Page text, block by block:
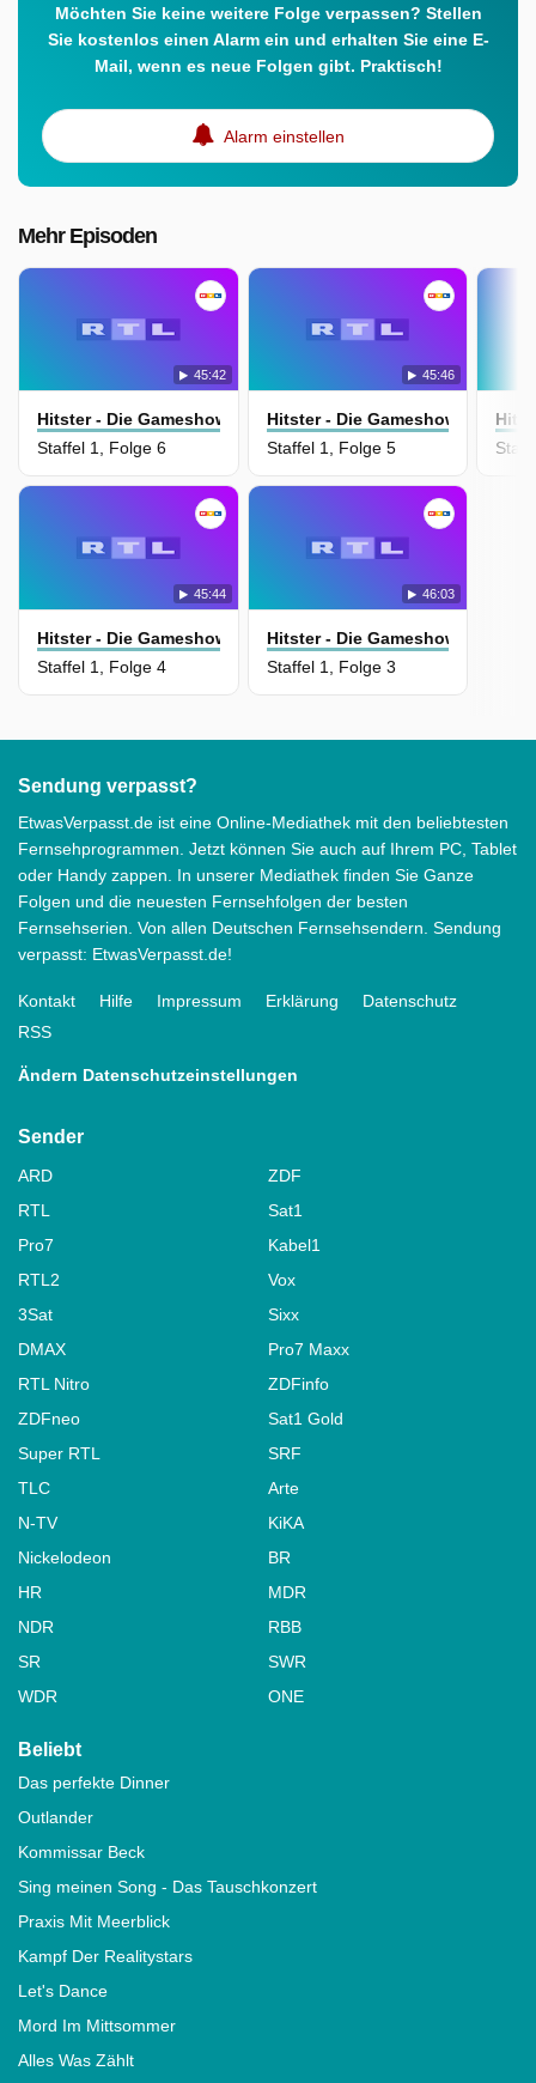
Möchten Sie keine weitere Folge verpassen? Stellen
Sie kostenlos einen Alarm ein und erhalten Sie eine E-
Mail, wenn es neue Folgen gibt. Praktisch!
Alarm einstellen
Mehr Episoden
45:42
Hitster - Die Gameshow Der Größten Hits
Staffel 1, Folge 6
45:46
Hitster - Die Gameshow Der
Staffel 1, Folge 5
45:44
Hitster - Die Gameshow Der Größten Hits
Staffel 1, Folge 4
46:03
Hitster - Die Gameshow Der
Staffel 1, Folge 3
Sendung verpasst?
EtwasVerpasst.de ist eine Online-Mediathek mit den beliebtesten
Fernsehprogrammen. Jetzt können Sie auch auf Ihrem PC, Tablet
oder Handy zappen. In unserer Mediathek finden Sie Ganze
Folgen und die neuesten Fernsehfolgen der besten
Fernsehserien. Von allen Deutschen Fernsehsendern. Sendung
verpasst: EtwasVerpasst.de!
Kontakt Hilfe Impressum Erklärung
Datenschutz
RSS
Ändern Datenschutzeinstellungen
Sender
ARD
ZDF
RTL
Sat1
Pro7
Kabel1
RTL2
Vox
3Sat
Sixx
DMAX
Pro7 Maxx
RTL Nitro
ZDFinfo
ZDFneo
Sat1 Gold
Super RTL
SRF
TLC
Arte
N-TV
KiKA
Nickelodeon
BR
HR
MDR
NDR
RBB
SR
SWR
WDR
ONE
Beliebt
Das perfekte Dinner
Outlander
Kommissar Beck
Sing meinen Song - Das Tauschkonzert
Praxis Mit Meerblick
Kampf Der Realitystars
Let's Dance
Mord Im Mittsommer
Alles Was Zählt